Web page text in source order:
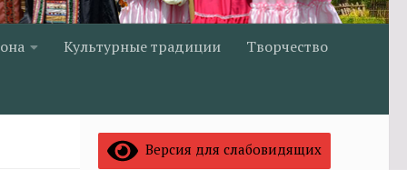
Культурные традиции Творчество
Версия для слабовидящих